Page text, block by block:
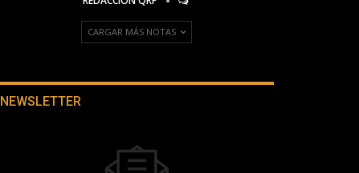
CARGAR MÁS NOTAS
NEWSLETTER